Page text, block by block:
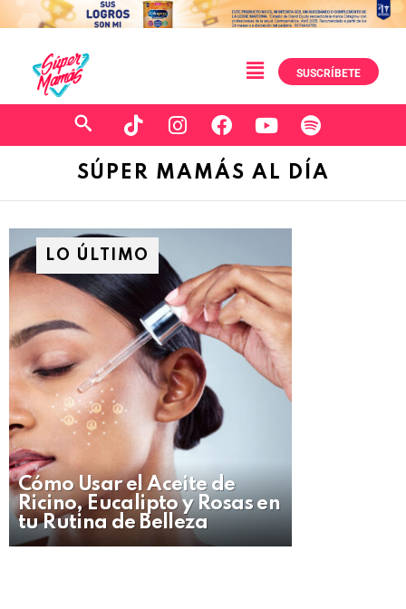
SUSCRÍBETE
SÚPER MAMÁS AL DÍA
LO ÚLTIMO
Cómo Usar el Aceite de
Ricino, Eucalipto y Rosas en
tu Rutina de Belleza